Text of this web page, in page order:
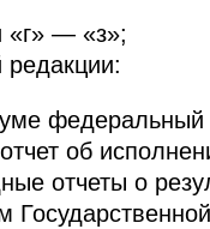
«г» — «з»;
редакции:
об
отчеты о